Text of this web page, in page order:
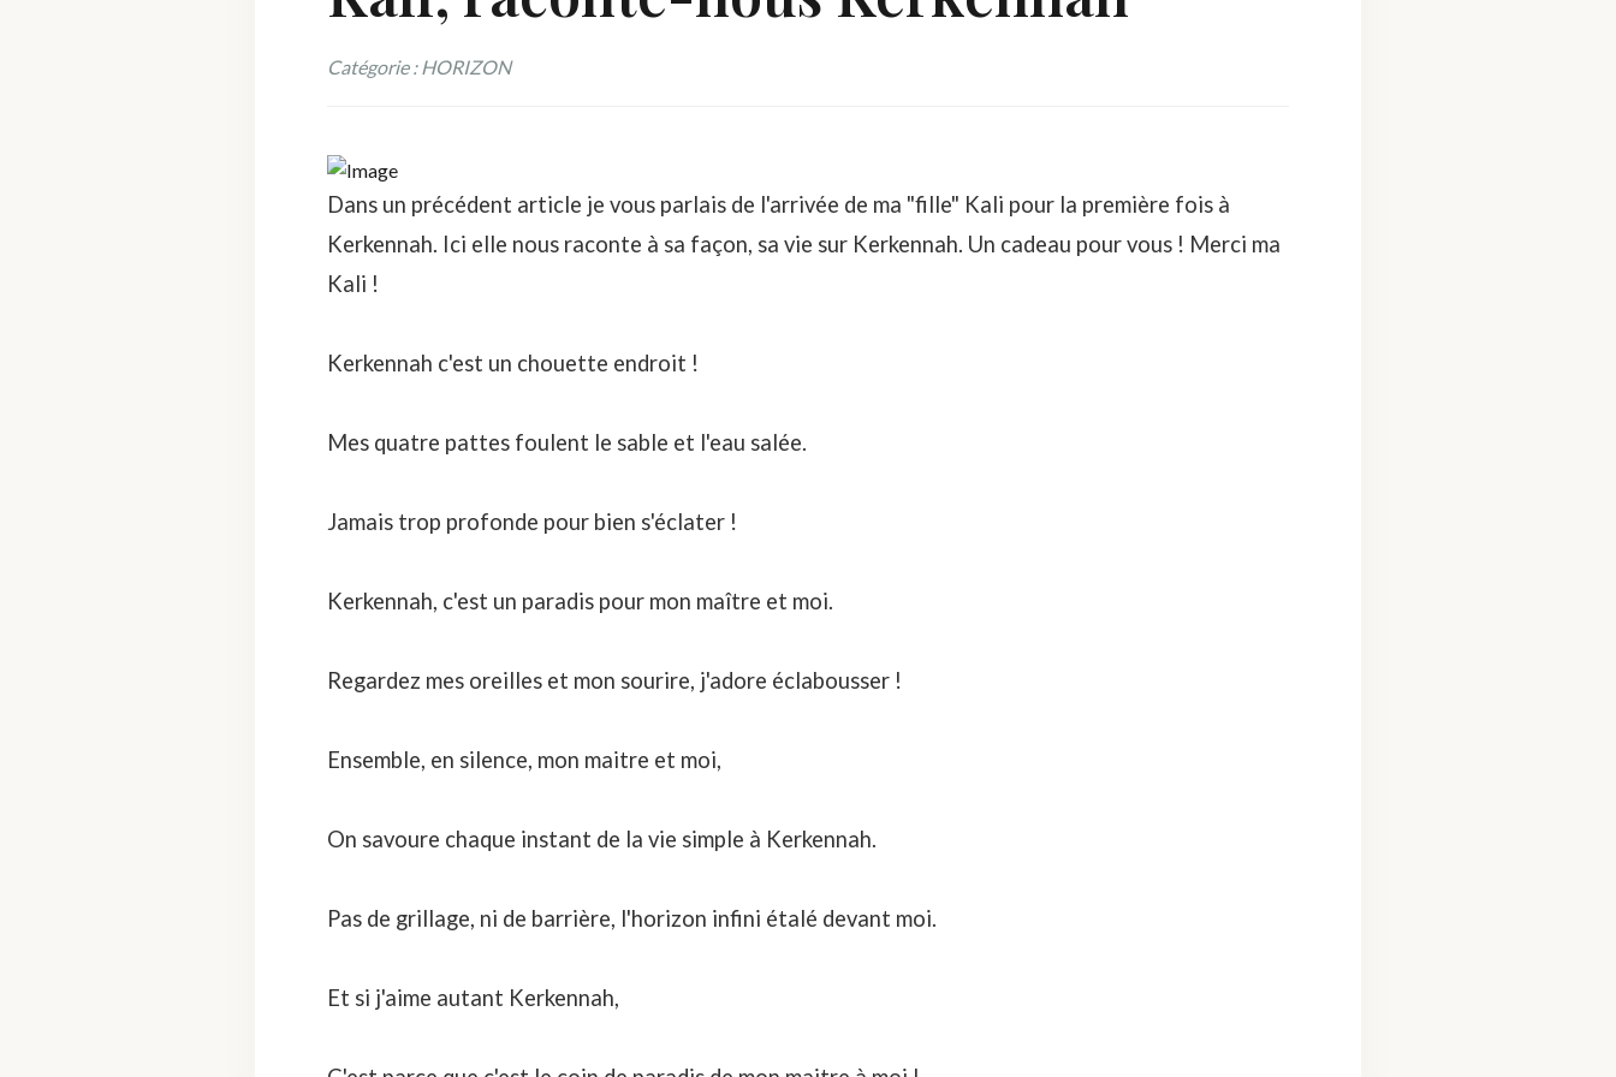
Catégorie : HORIZON
Dans un précédent article je vous parlais de l'arrivée de ma "fille" Kali pour la première fois à
Kerkennah. Ici elle nous raconte à sa façon, sa vie sur Kerkennah. Un cadeau pour vous ! Merci ma
Kali !
Kerkennah c'est un chouette endroit !
Mes quatre pattes foulent le sable et l'eau salée.
Jamais trop profonde pour bien s'éclater !
Kerkennah, c'est un paradis pour mon maître et moi.
Regardez mes oreilles et mon sourire, j'adore éclabousser !
Ensemble, en silence, mon maitre et moi,
On savoure chaque instant de la vie simple à Kerkennah.
Pas de grillage, ni de barrière, l'horizon infini étalé devant moi.
Et si j'aime autant Kerkennah,